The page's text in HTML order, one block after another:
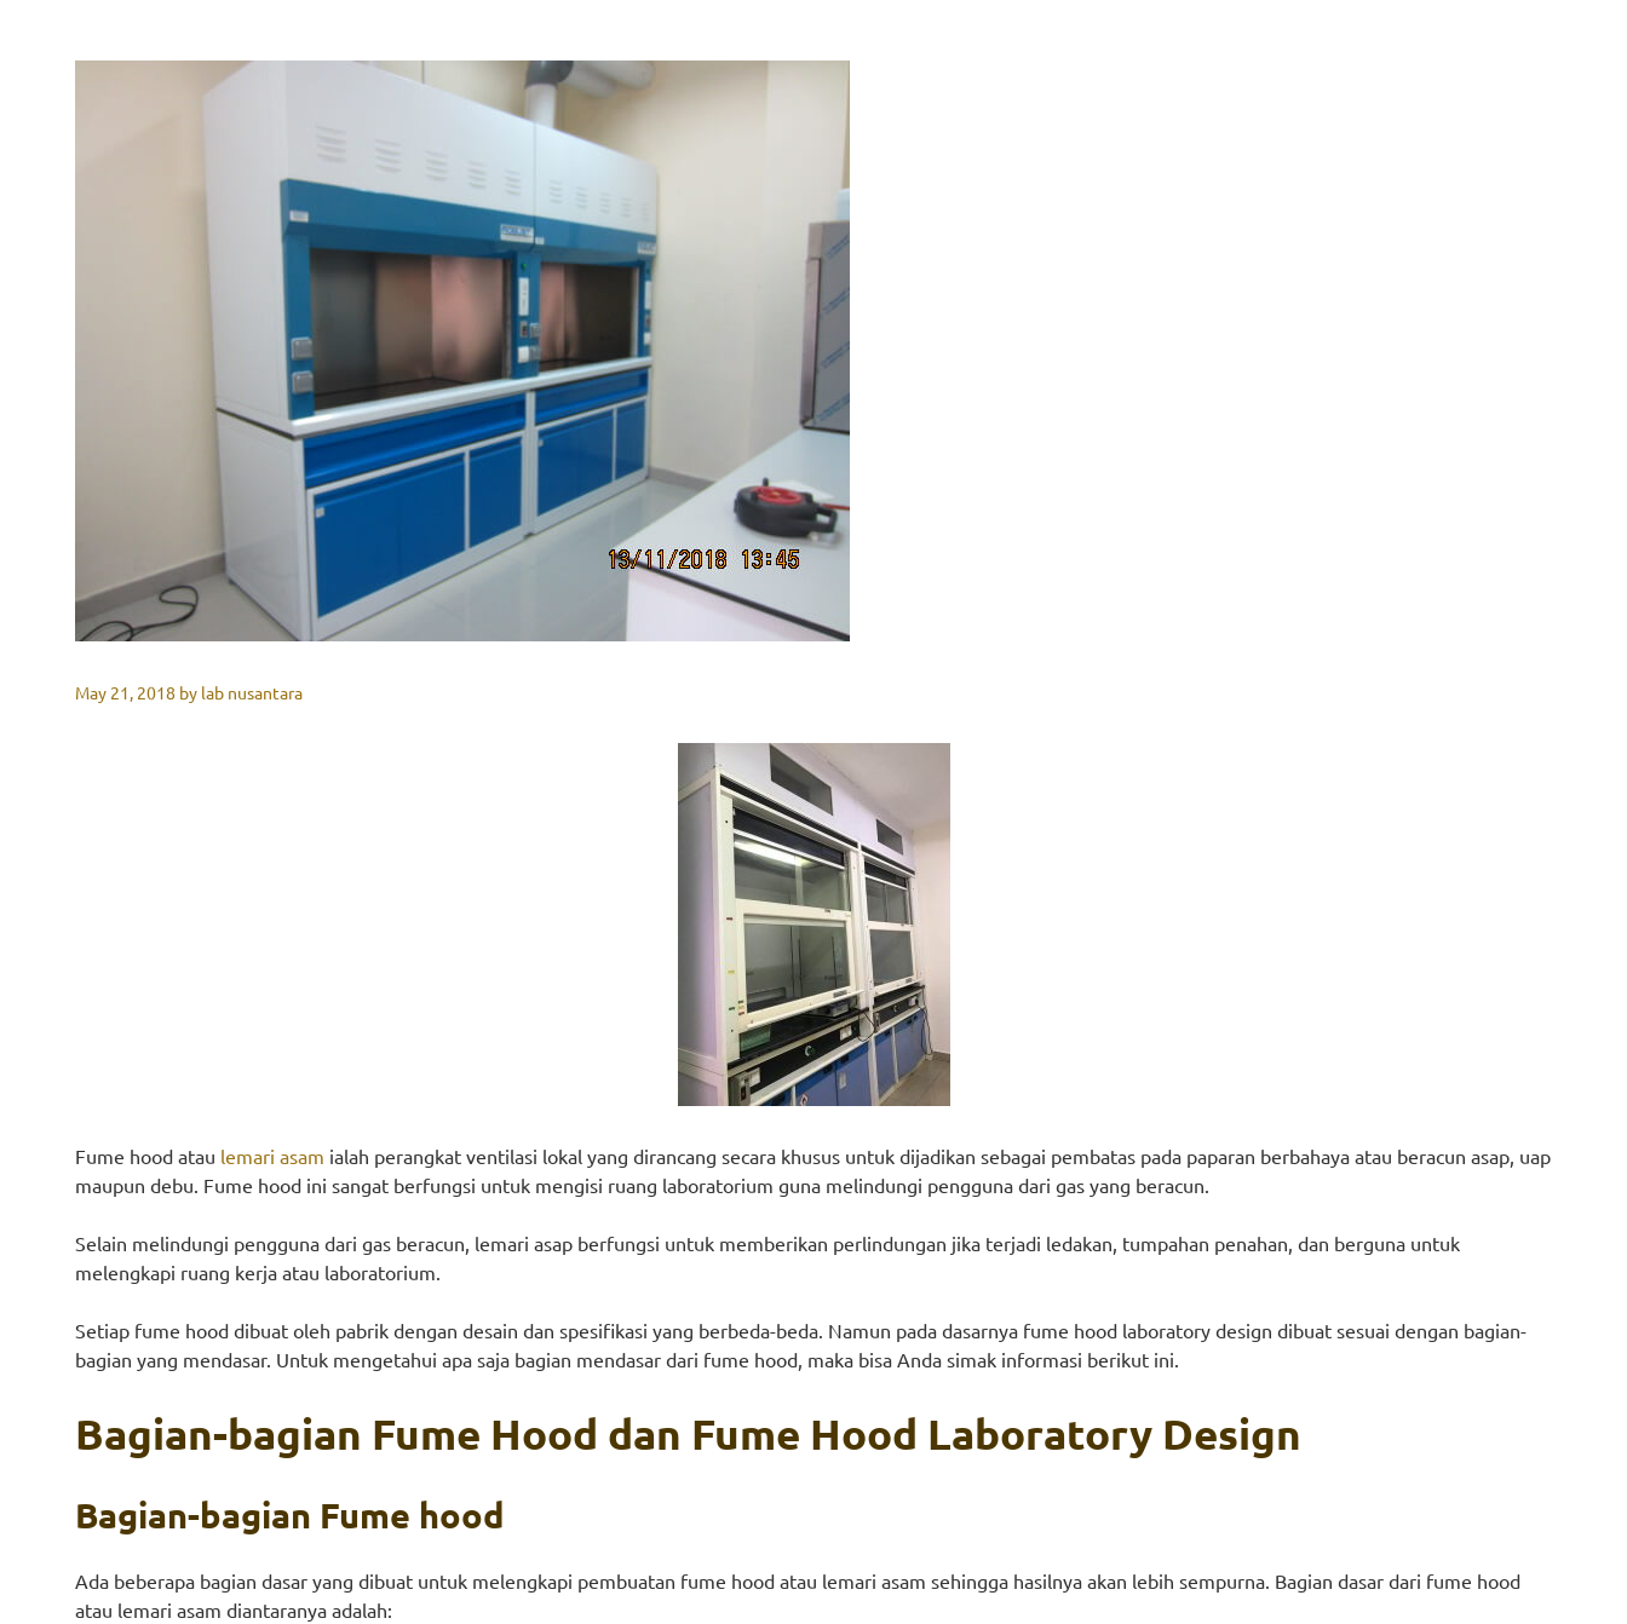
May 21, 2018 by lab nusantara
Fume hood atau lemari asam ialah perangkat ventilasi lokal yang dirancang secara khusus untuk dijadikan sebagai pembatas pada paparan berbahaya atau beracun asap, uap
maupun debu. Fume hood ini sangat berfungsi untuk mengisi ruang laboratorium guna melindungi pengguna dari gas yang beracun.
Selain melindungi pengguna dari gas beracun, lemari asap berfungsi untuk memberikan perlindungan jika terjadi ledakan, tumpahan penahan, dan berguna untuk
melengkapi ruang kerja atau laboratorium.
Setiap fume hood dibuat oleh pabrik dengan desain dan spesifikasi yang berbeda-beda. Namun pada dasarnya fume hood laboratory design dibuat sesuai dengan bagian-
bagian yang mendasar. Untuk mengetahui apa saja bagian mendasar dari fume hood, maka bisa Anda simak informasi berikut ini.
Bagian-bagian Fume Hood dan Fume Hood Laboratory Design
Bagian-bagian Fume hood
Ada beberapa bagian dasar yang dibuat untuk melengkapi pembuatan fume hood atau lemari asam sehingga hasilnya akan lebih sempurna. Bagian dasar dari fume hood
atau lemari asam diantaranya adalah: